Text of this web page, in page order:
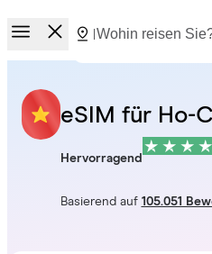
eSIM für Ho-
Hervorragend
Basierend auf 105.051